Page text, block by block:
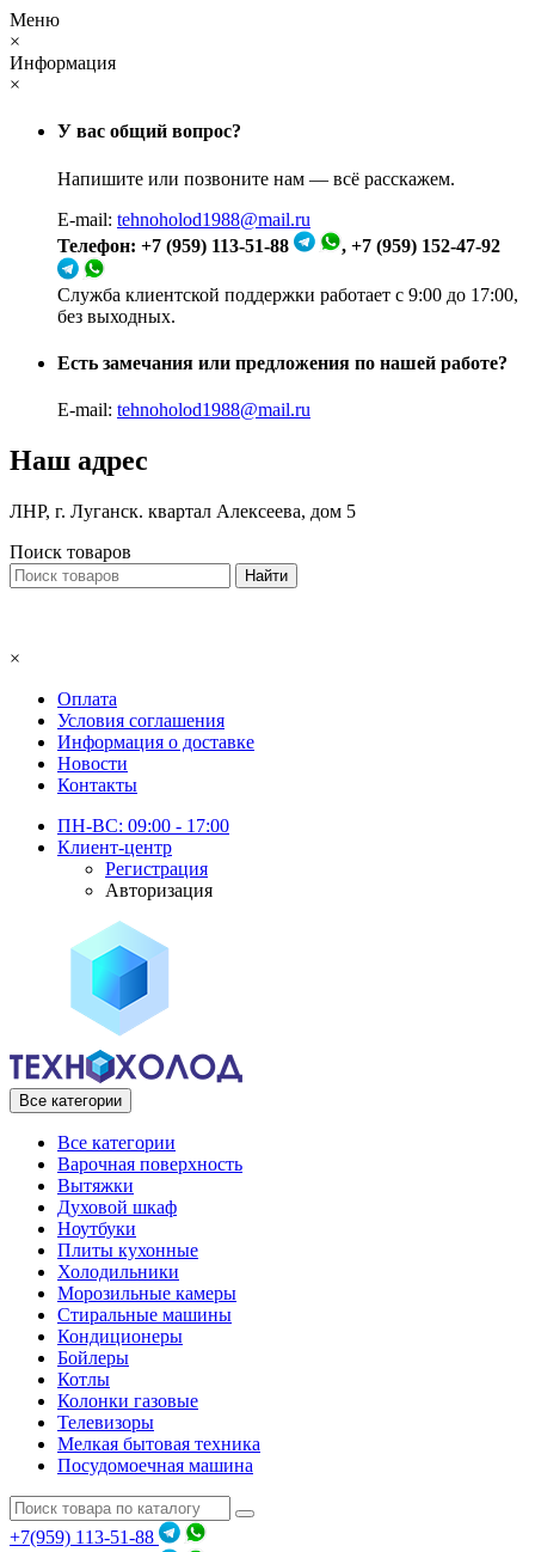
Меню
×
Информация
×
У вас общий вопрос?
Напишите или позвоните нам — всё расскажем.
E-mail: tehnoholod1988@mail.ru
Телефон: +7 (959) 113-51-88
, +7 (959) 152-47-92
Служба клиентской поддержки работает с 9:00 до 17:00,
без выходных.
Есть замечания или предложения по нашей работе?
E-mail: tehnoholod1988@mail.ru
Наш адрес
ЛНР, г. Луганск. квартал Алексеева, дом 5
Поиск товаров
×
Оплата
Условия соглашения
Информация о доставке
Новости
Контакты
ПН-ВС: 09:00 - 17:00
Клиент-центр
Регистрация
Авторизация
Все категории
Все категории
Варочная поверхность
Вытяжки
Духовой шкаф
Ноутбуки
Плиты кухонные
Холодильники
Морозильные камеры
Стиральные машины
Кондиционеры
Бойлеры
Котлы
Колонки газовые
Телевизоры
Мелкая бытовая техника
Посудомоечная машина
+7(959) 113-51-88